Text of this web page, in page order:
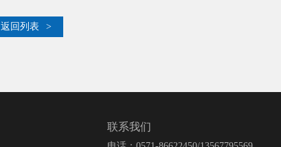
返回列表 >
联系我们